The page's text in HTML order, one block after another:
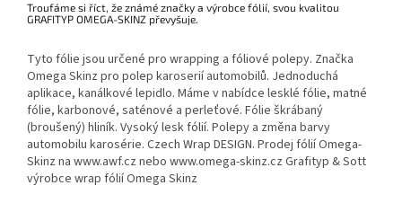
Troufáme si říct, že známé značky a výrobce fólií, svou kvalitou
GRAFITYP OMEGA-SKINZ převyšuje.
Tyto fólie jsou určené pro wrapping a fóliové polepy. Značka
Omega Skinz pro polep karoserií automobilů. Jednoduchá
aplikace, kanálkové lepidlo. Máme v nabídce lesklé fólie, matné
fólie, karbonové, saténové a perleťové. Fólie škrábaný
(broušený) hliník. Vysoký lesk fólií. Polepy a změna barvy
automobilu karosérie. Czech Wrap DESIGN. Prodej fólií Omega-
Skinz na www.awf.cz nebo www.omega-skinz.cz Grafityp & Sott
výrobce wrap fólií Omega Skinz